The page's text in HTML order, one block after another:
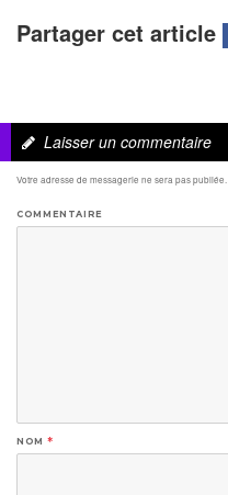
Partager cet article
Laisser un commentaire
Votre adresse de messagerie ne sera pas publiée.
COMMENTAIRE
NOM *